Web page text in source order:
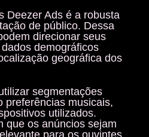
Deezer Ads é a robusta
de público. Dessa
direcionar seus
demográficos
geográfica dos
segmentações
preferências musicais,
utilizados.
que os anúncios sejam